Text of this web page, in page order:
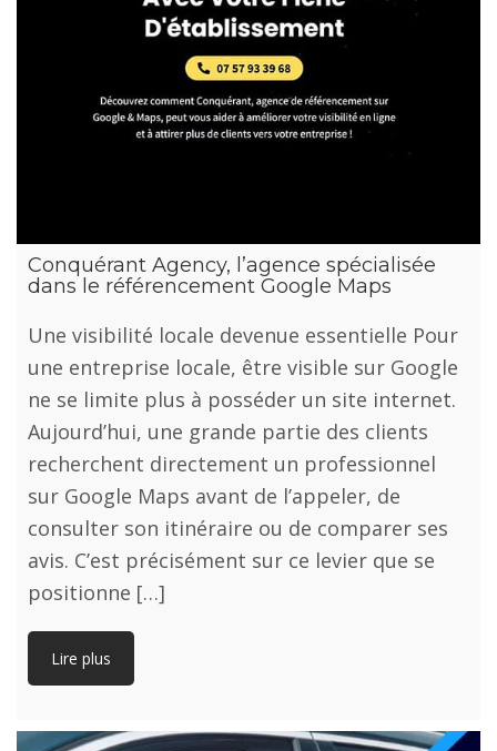
Conquérant Agency, l’agence spécialisée
dans le référencement Google Maps
Une visibilité locale devenue essentielle Pour
une entreprise locale, être visible sur Google
ne se limite plus à posséder un site internet.
Aujourd’hui, une grande partie des clients
recherchent directement un professionnel
sur Google Maps avant de l’appeler, de
consulter son itinéraire ou de comparer ses
avis. C’est précisément sur ce levier que se
positionne […]
Lire plus